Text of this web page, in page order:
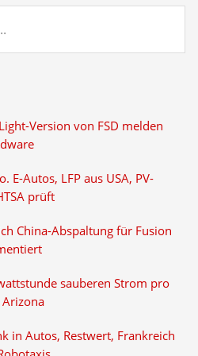
Version von FSD melden
E-Autos, LFP aus USA, PV-
prüft
China-Abspaltung für Fusion
sauberen Strom pro
in Autos, Restwert, Frankreich